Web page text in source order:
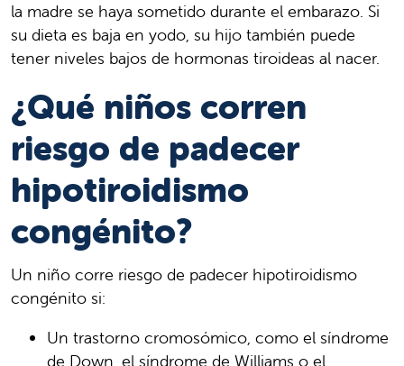
la madre se haya sometido durante el embarazo. Si
su dieta es baja en yodo, su hijo también puede
tener niveles bajos de hormonas tiroideas al nacer.
¿Qué niños corren
riesgo de padecer
hipotiroidismo
congénito?
Un niño corre riesgo de padecer hipotiroidismo
congénito si:
Un trastorno cromosómico, como el síndrome
de Down, el síndrome de Williams o el